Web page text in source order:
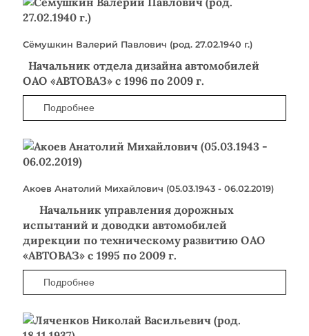
Сёмушкин Валерий Павлович (род. 27.02.1940 г.)
Начальник отдела дизайна автомобилей
ОАО «АВТОВАЗ» с 1996 по 2009 г.
Подробнее
Акоев Анатолий Михайлович (05.03.1943 - 06.02.2019)
Начальник управления дорожных
испытаний и доводки автомобилей
дирекции по техническому развитию ОАО
«АВТОВАЗ» с 1995 по 2009 г.
Подробнее